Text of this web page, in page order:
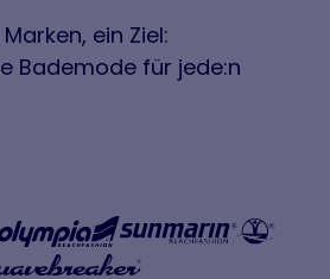
ein Ziel:
Bademode für jede:n